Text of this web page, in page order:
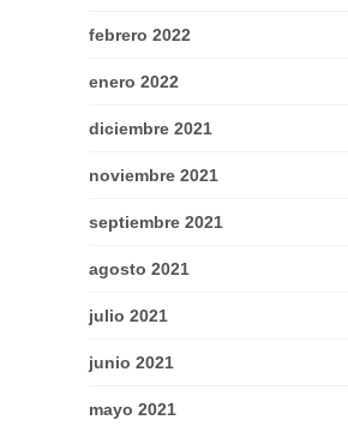
febrero 2022
enero 2022
diciembre 2021
noviembre 2021
septiembre 2021
agosto 2021
julio 2021
junio 2021
mayo 2021